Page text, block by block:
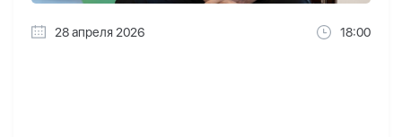
28 апреля 2026 18:00